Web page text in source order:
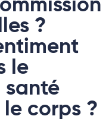
?
le
santé
corps ?